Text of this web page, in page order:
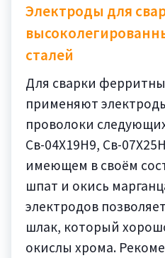
Электроды для
сталей
Для сварки
применяют
проволоки
Св-04Х19Н9, Св-
имеющем в своём
шпат и окись
электродов
шлак, который
окислы хрома.